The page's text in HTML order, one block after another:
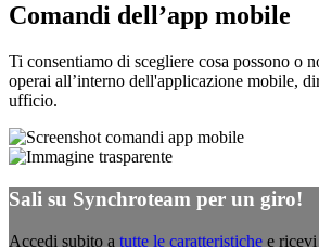
Comandi dell’app mobile
Ti consentiamo di scegliere cosa possono o
operai all’interno dell'applicazione mobile,
ufficio.
Sali su Synchroteam per un giro!
Accedi subito a tutte le caratteristiche e